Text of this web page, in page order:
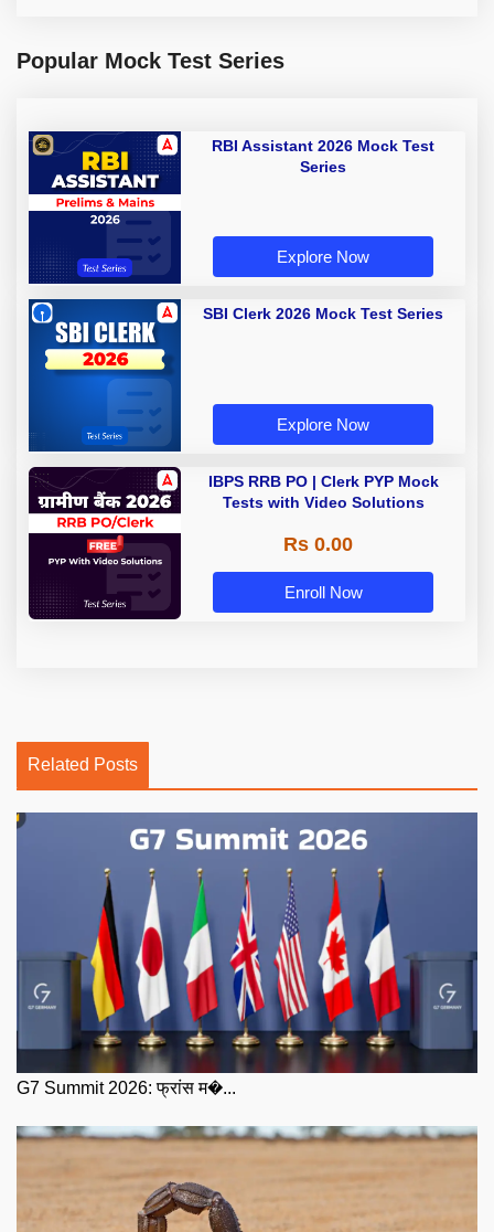
Popular Mock Test Series
RBI Assistant 2026 Mock Test
Series
Explore Now
SBI Clerk 2026 Mock Test Series
Explore Now
IBPS RRB PO | Clerk PYP Mock
Tests with Video Solutions
Rs 0.00
Enroll Now
Related Posts
G7 Summit 2026: फ्रांस म�...